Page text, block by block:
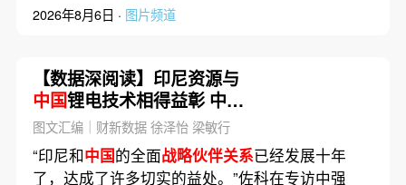
2026年8月6日 · 图片频道
【数据深阅读】印尼资源与
中国锂电技术相得益彰 中企
加速当地新能源投资建厂
图文汇编｜财新数据 徐泽怡 梁敏行
“印尼和中国的全面战略伙伴关系已经发展十年
了，达成了许多切实的益处。”佐科在专访中强